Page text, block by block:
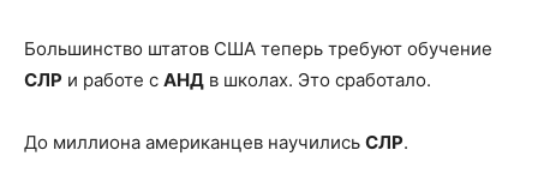
Большинство штатов США теперь требуют обучение
СЛР и работе с АНД в школах. Это сработало.
До миллиона американцев научились СЛР.